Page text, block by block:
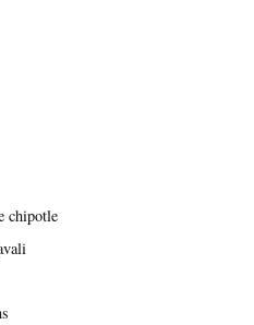
chipotle